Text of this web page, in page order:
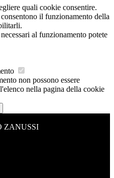
quali cookie consentire.
il funzionamento della
al funzionamento potete
non possono essere
nella pagina della cookie
ZANUSSI